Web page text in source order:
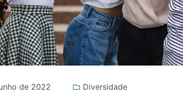
de 2022 Diversidade